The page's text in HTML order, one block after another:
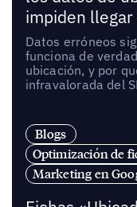
impiden
Datos erróneos
funciona de
ubicación, y por
infravalorada del
Blogs
Optimización de
Marketing en